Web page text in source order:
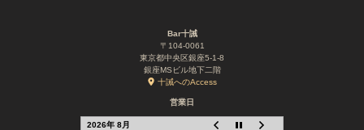
Bar十誡
〒104-0061
東京都中央区銀座5-1-8
銀座MSビル地下二階
十誡へのAccess
営業日
2026年 8月